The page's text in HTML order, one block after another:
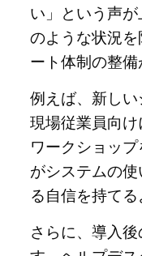
い」という声
のような状況
ート体制の整備
例えば、新しい
現場従業員向
ワークショッ
がシステムの
る自信を持てる
さらに、導入